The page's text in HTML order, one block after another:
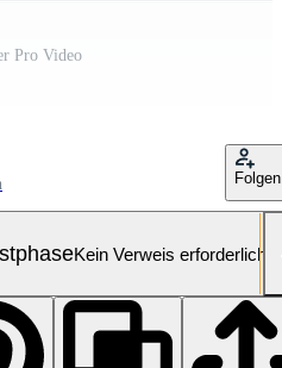
Pro Video
Folgen
Kein Verweis erforderlich